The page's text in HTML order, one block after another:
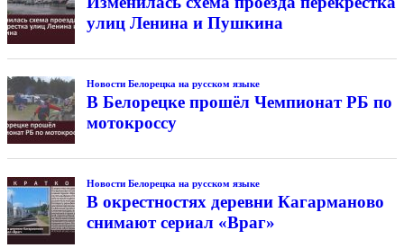
улиц Ленина и Пушкина
Новости Белорецка на русском языке
В Белорецке прошёл Чемпионат РБ по
мотокроссу
Новости Белорецка на русском языке
В окрестностях деревни Кагарманово
снимают сериал «Враг»